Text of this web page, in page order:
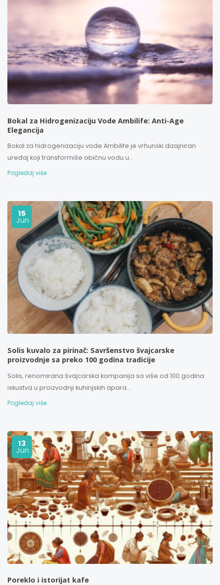
Bokal za Hidrogenizaciju Vode Ambilife: Anti-Age
Elegancija
Bokal za hidrogenizaciju vode Ambilife je vrhunski dizajniran
uređaj koji transformiše običnu vodu u...
Pogledaj više
15
Jun
Solis kuvalo za pirinač: Savršenstvo švajcarske
proizvodnje sa preko 100 godina tradicije
Solis, renomirana švajcarska kompanija sa više od 100 godina
iskustva u proizvodnji kuhinjskih apara...
Pogledaj više
13
Jun
Poreklo i istorijat kafe